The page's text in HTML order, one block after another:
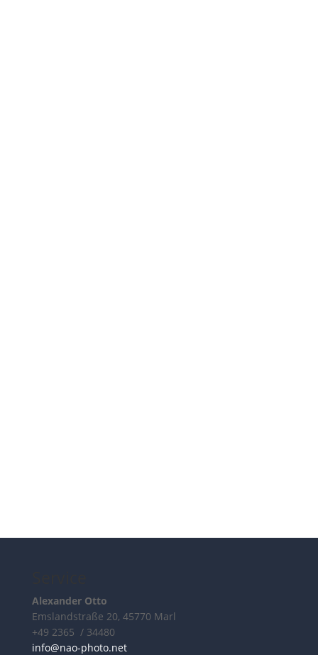
Alexander Otto
Emslandstraße 20, 45770 Marl
+49 2365 / 34480
info@nao-photo.net